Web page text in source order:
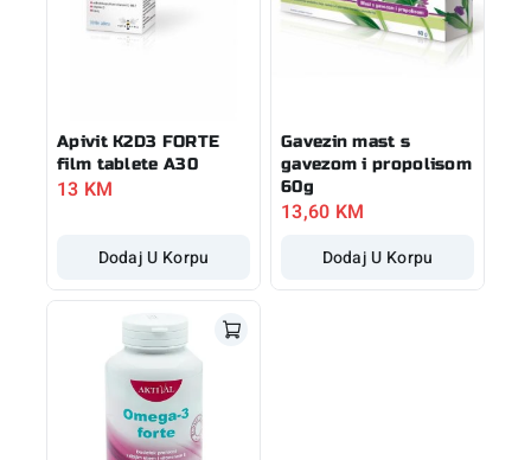
Apivit K2D3 FORTE
film tablete A30
13 KM
Dodaj U Korpu
Gavezin mast s
gavezom i propolisom
60g
13,60 KM
Dodaj U Korpu